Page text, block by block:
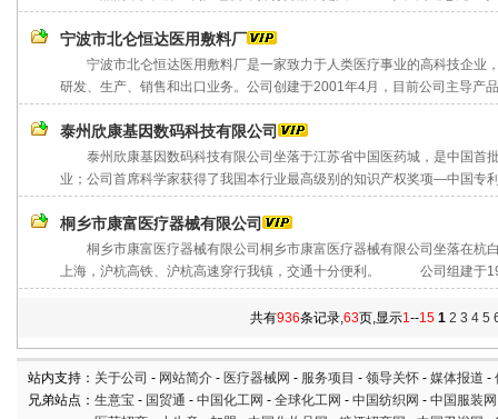
宁波市北仑恒达医用敷料厂
宁波市北仑恒达医用敷料厂是一家致力于人类医疗事业的高科技企业
研发、生产、销售和出口业务。公司创建于2001年4月，目前公司主导产
泰州欣康基因数码科技有限公司
泰州欣康基因数码科技有限公司坐落于江苏省中国医药城，是中国首
业；公司首席科学家获得了我国本行业最高级别的知识产权奖项—中国专
桐乡市康富医疗器械有限公司
桐乡市康富医疗器械有限公司桐乡市康富医疗器械有限公司坐落在杭
上海，沪杭高铁、沪杭高速穿行我镇，交通十分便利。 公司组建于
共有936条记录,63页,显示1--15 1 2 3 4 5
站内支持： 关于公司 - 网站简介 - 医疗器械网 - 服务项目 - 领导关怀 - 媒体报道 -
兄弟站点： 生意宝 - 国贸通 - 中国化工网 - 全球化工网 - 中国纺织网 - 中国服装网